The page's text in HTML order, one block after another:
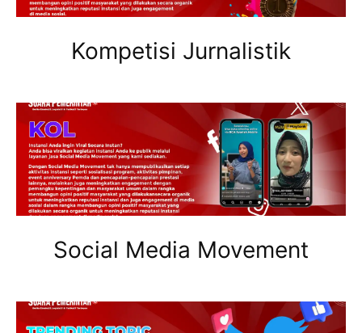
Kompetisi Jurnalistik
Social Media Movement